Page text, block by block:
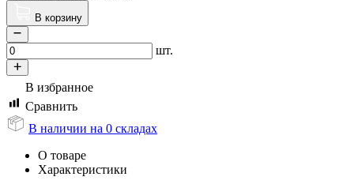
В корзину
шт.
В избранное
Сравнить
В наличии на 0 складах
О товаре
Характеристики